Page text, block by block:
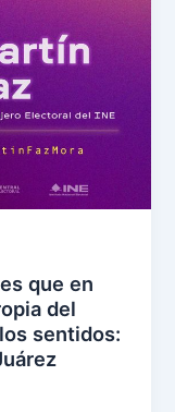
que en
del
sentidos: